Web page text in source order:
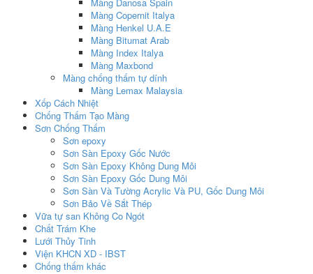
Màng Copernit Italya
Màng Henkel U.A.E
Màng Bitumat Arab
Màng Index Italya
Màng Maxbond
Màng chống thấm tự dính
Màng Lemax Malaysia
Xốp Cách Nhiệt
Chống Thấm Tạo Màng
Sơn Chống Thấm
Sơn epoxy
Sơn Sàn Epoxy Gốc Nước
Sơn Sàn Epoxy Không Dung Môi
Sơn Sàn Epoxy Gốc Dung Môi
Sơn Sàn Và Tường Acrylic Và PU, Gốc Dung Môi
Sơn Bảo Về Sắt Thép
Vữa tự san Không Co Ngót
Chất Trám Khe
Lưới Thủy Tinh
Viện KHCN XD - IBST
Chống thấm khác